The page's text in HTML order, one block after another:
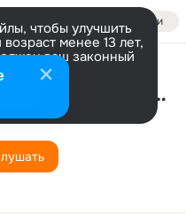
Войти
чтобы улучшить
менее 13 лет,
ваш законный
Quando non sorridi (Live)